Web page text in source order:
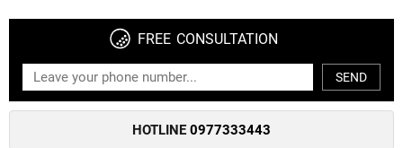
FREE CONSULTATION
SEND
HOTLINE 0977333443